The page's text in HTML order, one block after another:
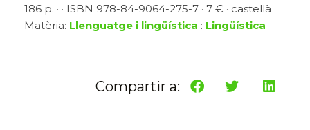
186 p. · · ISBN 978-84-9064-275-7 · 7 € · castellà
Matèria: Llenguatge i lingüística : Lingüística
Compartir a: